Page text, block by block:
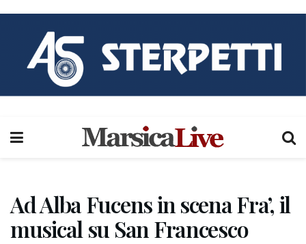
Ad Alba Fucens in scena Fra’, il
musical su San Francesco